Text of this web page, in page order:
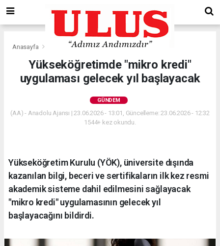
Anasayfa Gündem
Yükseköğretimde "mikro kredi"
uygulaması gelecek yıl başlayacak
GÜNDEM
(AA) - Anadolu Ajansı | 23.06.2026 - 13:01, Güncelleme: 23.06.2026 - 12:32
1544+ kez okundu.
Yükseköğretim Kurulu (YÖK), üniversite dışında
kazanılan bilgi, beceri ve sertifikaların ilk kez resmi
akademik sisteme dahil edilmesini sağlayacak
"mikro kredi" uygulamasının gelecek yıl
başlayacağını bildirdi.